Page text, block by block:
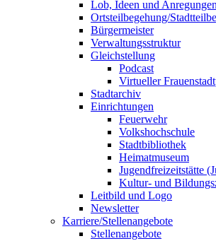
Lob, Ideen und Anregungen
Ortsteilbegehung/
Bürgermeister
Verwaltungsstruktur
Gleichstellung
Podcast
Virtueller
Stadtarchiv
Einrichtungen
Feuerwehr
Volkshochschule
Stadtbibliothek
Heimatmuseum
Jugendfreizeitstätte
Kultur- und
Leitbild und Logo
Newsletter
Karriere/Stellenangebote
Stellenangebote